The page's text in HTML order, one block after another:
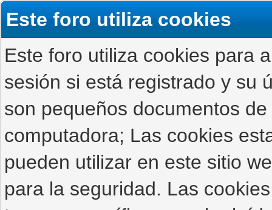
Este foro utiliza cookies
Este foro utiliza cookies para
sesión si está registrado y su
son pequeños documentos
computadora; Las cookies
pueden utilizar en este sitio
para la seguridad. Las